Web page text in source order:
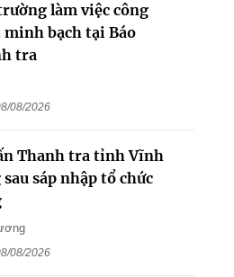
làm việc công
bạch tại Báo
tra
08/2026
Thanh tra tỉnh Vĩnh
sáp nhập tổ chức
08/2026